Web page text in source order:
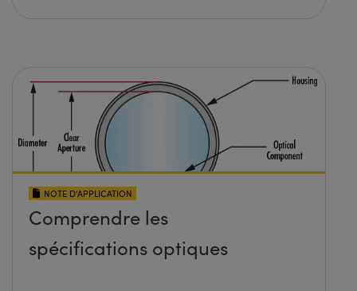
NOTE D’APPLICATION
Comprendre les
spécifications optiques